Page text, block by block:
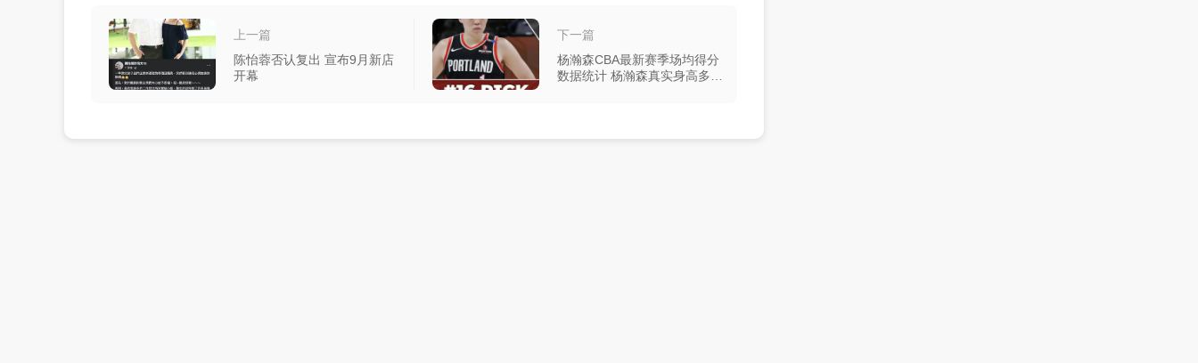
上一篇
陈怡蓉否认复出 宣布9月新店
开幕
下一篇
杨瀚森CBA最新赛季场均得分
数据统计 杨瀚森真实身高多少